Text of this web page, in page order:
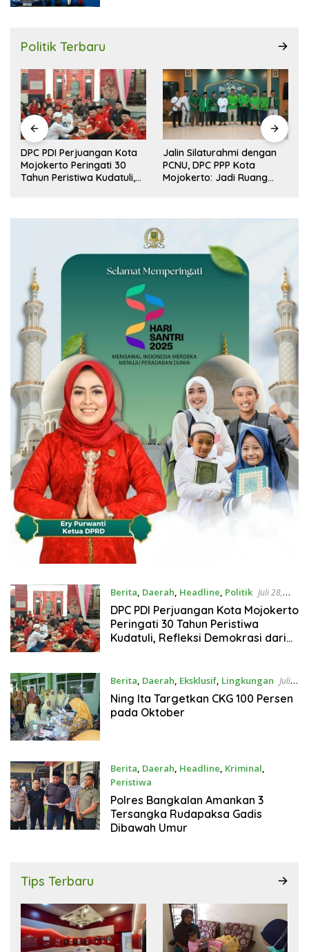
Politik Terbaru
DPC PDI Perjuangan Kota
Mojokerto Peringati 30
Tahun Peristiwa Kudatuli,
Jalin Silaturahmi dengan
PCNU, DPC PPP Kota
Mojokerto: Jadi Ruang
Berita Daerah Headline Politik Juli 28,
2026
DPC PDI Perjuangan Kota Mojokerto
Peringati 30 Tahun Peristiwa
Kudatuli, Refleksi Demokrasi dari
Berita, Daerah, Eksklusif, Lingkungan Juli
23, 2026
Ning Ita Targetkan CKG 100 Persen
pada Oktober
Berita, Daerah, Headline, Kriminal,
Peristiwa
Juli 21, 2026
Polres Bangkalan Amankan 3
Tersangka Rudapaksa Gadis
Dibawah Umur
Tips Terbaru